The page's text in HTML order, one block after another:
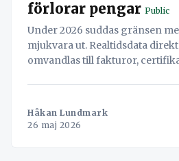
förlorar pengar Public
Under 2026 suddas gränsen
mjukvara ut. Realtidsdata
omvandlas till fakturor,
Håkan Lundmark
26 maj 2026